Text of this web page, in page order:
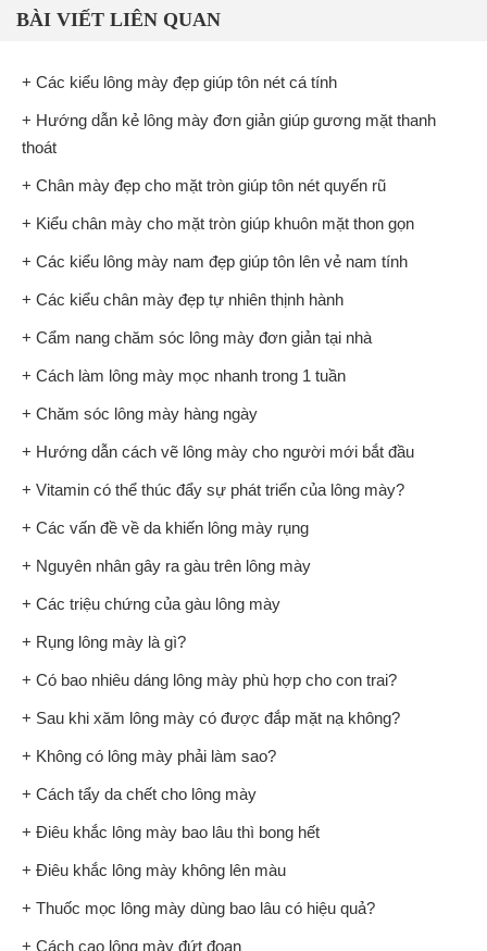
BÀI VIẾT LIÊN QUAN
+ Các kiểu lông mày đẹp giúp tôn nét cá tính
+ Hướng dẫn kẻ lông mày đơn giản giúp gương mặt thanh
thoát
+ Chân mày đẹp cho mặt tròn giúp tôn nét quyến rũ
+ Kiểu chân mày cho mặt tròn giúp khuôn mặt thon gọn
+ Các kiểu lông mày nam đẹp giúp tôn lên vẻ nam tính
+ Các kiểu chân mày đẹp tự nhiên thịnh hành
+ Cẩm nang chăm sóc lông mày đơn giản tại nhà
+ Cách làm lông mày mọc nhanh trong 1 tuần
+ Chăm sóc lông mày hàng ngày
+ Hướng dẫn cách vẽ lông mày cho người mới bắt đầu
+ Vitamin có thể thúc đẩy sự phát triển của lông mày?
+ Các vấn đề về da khiến lông mày rụng
+ Nguyên nhân gây ra gàu trên lông mày
+ Các triệu chứng của gàu lông mày
+ Rụng lông mày là gì?
+ Có bao nhiêu dáng lông mày phù hợp cho con trai?
+ Sau khi xăm lông mày có được đắp mặt nạ không?
+ Không có lông mày phải làm sao?
+ Cách tẩy da chết cho lông mày
+ Điêu khắc lông mày bao lâu thì bong hết
+ Điêu khắc lông mày không lên màu
+ Thuốc mọc lông mày dùng bao lâu có hiệu quả?
+ Cách cạo lông mày đứt đoạn